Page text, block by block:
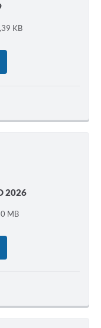
KB
2026
MB